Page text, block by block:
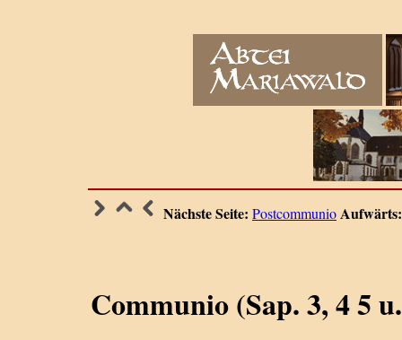
Nächste Seite: PostcommunioAufwärts:
Communio (Sap. 3, 4 5